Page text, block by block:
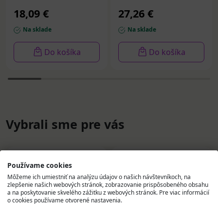
18,09 €
Na sklade
Do košíka
27,26 €
Na sklade
Do košíka
Vybrali sme pre vás
Používame cookies
Môžeme ich umiestniť na analýzu údajov o našich návštevníkoch, na
zlepšenie našich webových stránok, zobrazovanie prispôsobeného obsahu
a na poskytovanie skvelého zážitku z webových stránok. Pre viac informácií
o cookies používame otvorené nastavenia.